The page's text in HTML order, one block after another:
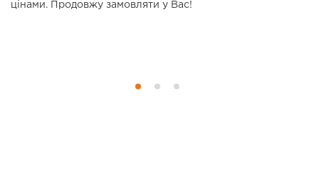
цінами. Продовжу замовляти у Вас!